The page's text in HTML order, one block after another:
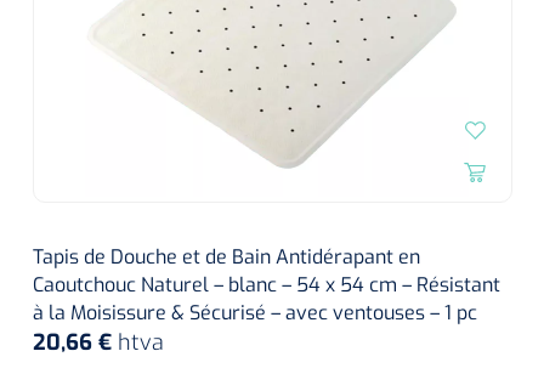
Tapis de Douche et de Bain Antidérapant en
Caoutchouc Naturel – blanc – 54 x 54 cm – Résistant
à la Moisissure & Sécurisé – avec ventouses – 1 pc
20,66 € htva